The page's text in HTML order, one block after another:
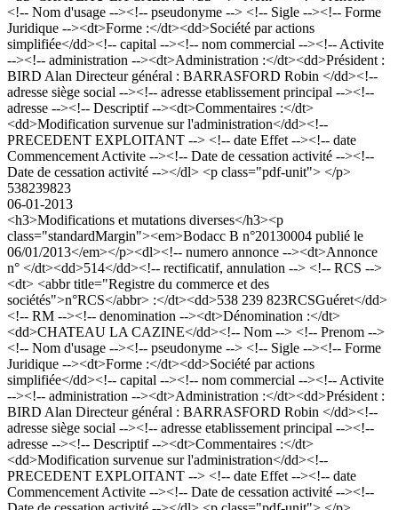
<!-- Nom d'usage --><!-- pseudonyme --> <!-- Sigle --><!-- Forme
Juridique --><dt>Forme :</dt><dd>Société par actions
simplifiée</dd><!-- capital --><!-- nom commercial --><!-- Activite
--><!-- administration --><dt>Administration :</dt><dd>Président :
BIRD Alan Directeur général : BARRASFORD Robin </dd><!--
adresse siège social --><!-- adresse etablissement principal --><!--
adresse --><!-- Descriptif --><dt>Commentaires :</dt>
<dd>Modification survenue sur l'administration</dd><!--
PRECEDENT EXPLOITANT --> <!-- date Effet --><!-- date
Commencement Activite --><!-- Date de cessation activité --><!--
Date de cessation activité --></dl> <p class="pdf-unit"> </p>
538239823
06-01-2013
<h3>Modifications et mutations diverses</h3><p
class="standardMargin"><em>Bodacc B n°20130004 publié le
06/01/2013</em></p><dl><!-- numero annonce --><dt>Annonce
n° </dt><dd>514</dd><!-- rectificatif, annulation --> <!-- RCS -->
<dt> <abbr title="Registre du commerce et des
sociétés">n°RCS</abbr> :</dt><dd>538 239 823RCSGuéret</dd>
<!-- RM --><!-- denomination --><dt>Dénomination :</dt>
<dd>CHATEAU LA CAZINE</dd><!-- Nom --> <!-- Prenom -->
<!-- Nom d'usage --><!-- pseudonyme --> <!-- Sigle --><!-- Forme
Juridique --><dt>Forme :</dt><dd>Société par actions
simplifiée</dd><!-- capital --><!-- nom commercial --><!-- Activite
--><!-- administration --><dt>Administration :</dt><dd>Président :
BIRD Alan Directeur général : BARRASFORD Robin </dd><!--
adresse siège social --><!-- adresse etablissement principal --><!--
adresse --><!-- Descriptif --><dt>Commentaires :</dt>
<dd>Modification survenue sur l'administration</dd><!--
PRECEDENT EXPLOITANT --> <!-- date Effet --><!-- date
Commencement Activite --><!-- Date de cessation activité --><!--